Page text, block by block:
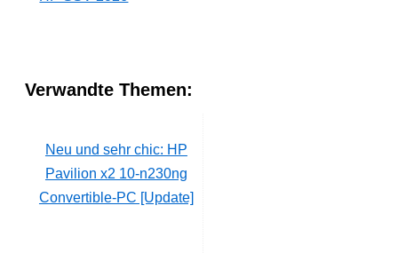
Verwandte Themen:
Neu und sehr chic: HP
Pavilion x2 10-n230ng
Convertible-PC [Update]